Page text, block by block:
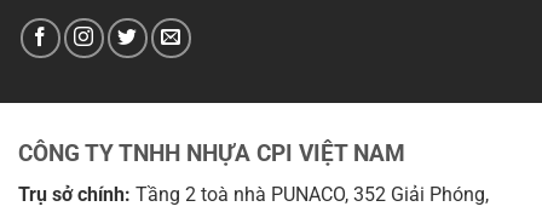
CÔNG TY TNHH NHỰA CPI VIỆT NAM
Trụ sở chính: Tầng 2 toà nhà PUNACO, 352 Giải Phóng,